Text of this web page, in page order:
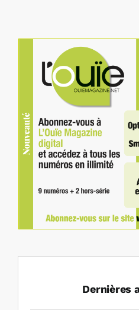
Dernières